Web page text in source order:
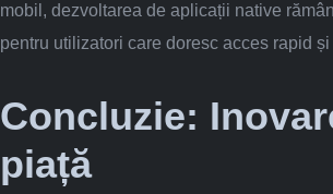
mobil, dezvoltarea de aplicații native
pentru utilizatori care doresc acces rapid
Concluzie:
piață